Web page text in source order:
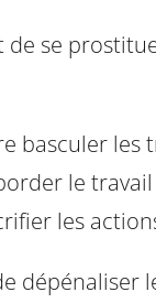
se
basculer
le
les
dépénaliser